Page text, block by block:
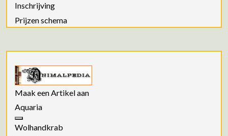
Inschrijving
Prijzen schema
Maak een Artikel aan
Aquaria
Wolhandkrab